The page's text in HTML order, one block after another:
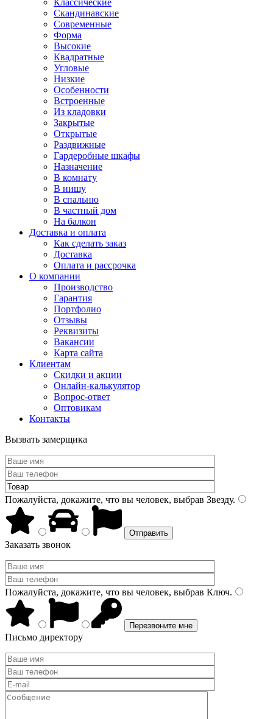
Классические
Скандинавские
Современные
Форма
Высокие
Квадратные
Угловые
Низкие
Особенности
Встроенные
Из кладовки
Закрытые
Открытые
Раздвижные
Гардеробные шкафы
Назначение
В комнату
В нишу
В спальню
В частный дом
На балкон
Доставка и оплата
Как сделать заказ
Доставка
Оплата и рассрочка
О компании
Производство
Гарантия
Портфолио
Отзывы
Реквизиты
Вакансии
Карта сайта
Клиентам
Скидки и акции
Онлайн-калькулятор
Вопрос-ответ
Оптовикам
Контакты
Вызвать замерщика
Пожалуйста, докажите, что вы человек, выбрав Звезду.
Заказать звонок
Пожалуйста, докажите, что вы человек, выбрав Ключ.
Письмо директору